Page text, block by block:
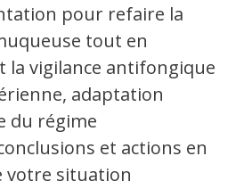
pour refaire la
tout en
la vigilance antifongique
adaptation
du régime
et actions en
votre situation